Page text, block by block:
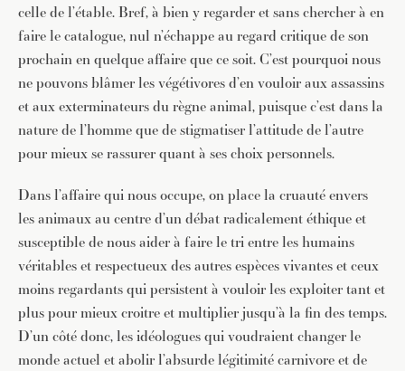
celle de l’étable. Bref, à bien y regarder et sans chercher à en
faire le catalogue, nul n’échappe au regard critique de son
prochain en quelque affaire que ce soit. C’est pourquoi nous
ne pouvons blâmer les végétivores d’en vouloir aux assassins
et aux exterminateurs du règne animal, puisque c’est dans la
nature de l’homme que de stigmatiser l’attitude de l’autre
pour mieux se rassurer quant à ses choix personnels.
Dans l’affaire qui nous occupe, on place la cruauté envers
les animaux au centre d’un débat radicalement éthique et
susceptible de nous aider à faire le tri entre les humains
véritables et respectueux des autres espèces vivantes et ceux
moins regardants qui persistent à vouloir les exploiter tant et
plus pour mieux croitre et multiplier jusqu’à la fin des temps.
D’un côté donc, les idéologues qui voudraient changer le
monde actuel et abolir l’absurde légitimité carnivore et de